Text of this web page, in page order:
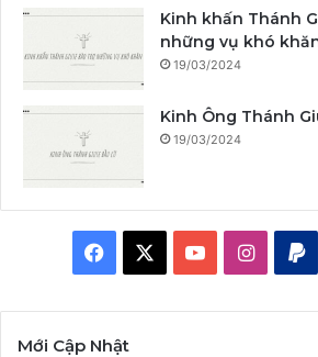
Kinh khấn Thánh
những vụ khó
19/03/2024
Kinh Ông Thánh
19/03/2024
c
I
P
Mới Cập Nhật